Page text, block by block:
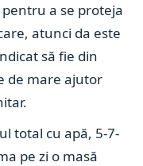
a se proteja
atunci da este
să fie din
de mare ajutor
total cu apă, 5-7-
pe zi o masă